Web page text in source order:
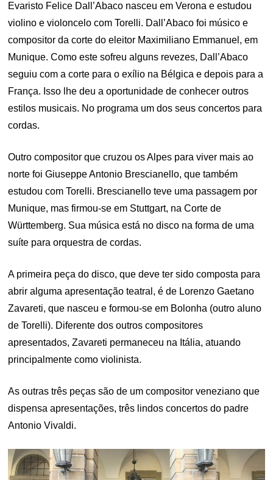
Evaristo Felice Dall’Abaco nasceu em Verona e estudou
violino e violoncelo com Torelli. Dall’Abaco foi músico e
compositor da corte do eleitor Maximiliano Emmanuel, em
Munique. Como este sofreu alguns revezes, Dall’Abaco
seguiu com a corte para o exílio na Bélgica e depois para a
França. Isso lhe deu a oportunidade de conhecer outros
estilos musicais. No programa um dos seus concertos para
cordas.
Outro compositor que cruzou os Alpes para viver mais ao
norte foi Giuseppe Antonio Brescianello, que também
estudou com Torelli. Brescianello teve uma passagem por
Munique, mas firmou-se em Stuttgart, na Corte de
Württemberg. Sua música está no disco na forma de uma
suíte para orquestra de cordas.
A primeira peça do disco, que deve ter sido composta para
abrir alguma apresentação teatral, é de Lorenzo Gaetano
Zavareti, que nasceu e formou-se em Bolonha (outro aluno
de Torelli). Diferente dos outros compositores
apresentados, Zavareti permaneceu na Itália, atuando
principalmente como violinista.
As outras três peças são de um compositor veneziano que
dispensa apresentações, três lindos concertos do padre
Antonio Vivaldi.